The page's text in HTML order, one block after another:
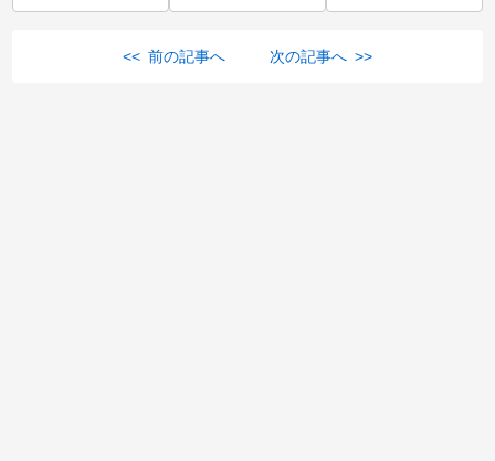
<< 前の記事へ 次の記事へ >>